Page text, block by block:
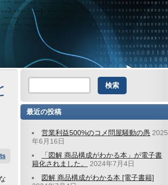
最近の投稿
営業利益500%のコメ問屋騒動の愚 2025
年6月16日
「図解 商品構成がわかる本」が電子書
籍化されました。
2024年7月4日
図解 商品構成がわかる本 [電子書籍]